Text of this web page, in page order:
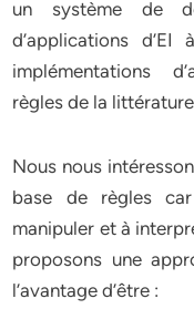
un système de
d’applications
implémentations
règles de la
Nous nous
base de règles
manipuler et à
proposons une
l’avantage d’être :